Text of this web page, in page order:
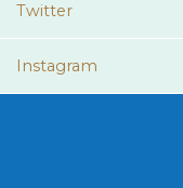
Twitter
Instagram